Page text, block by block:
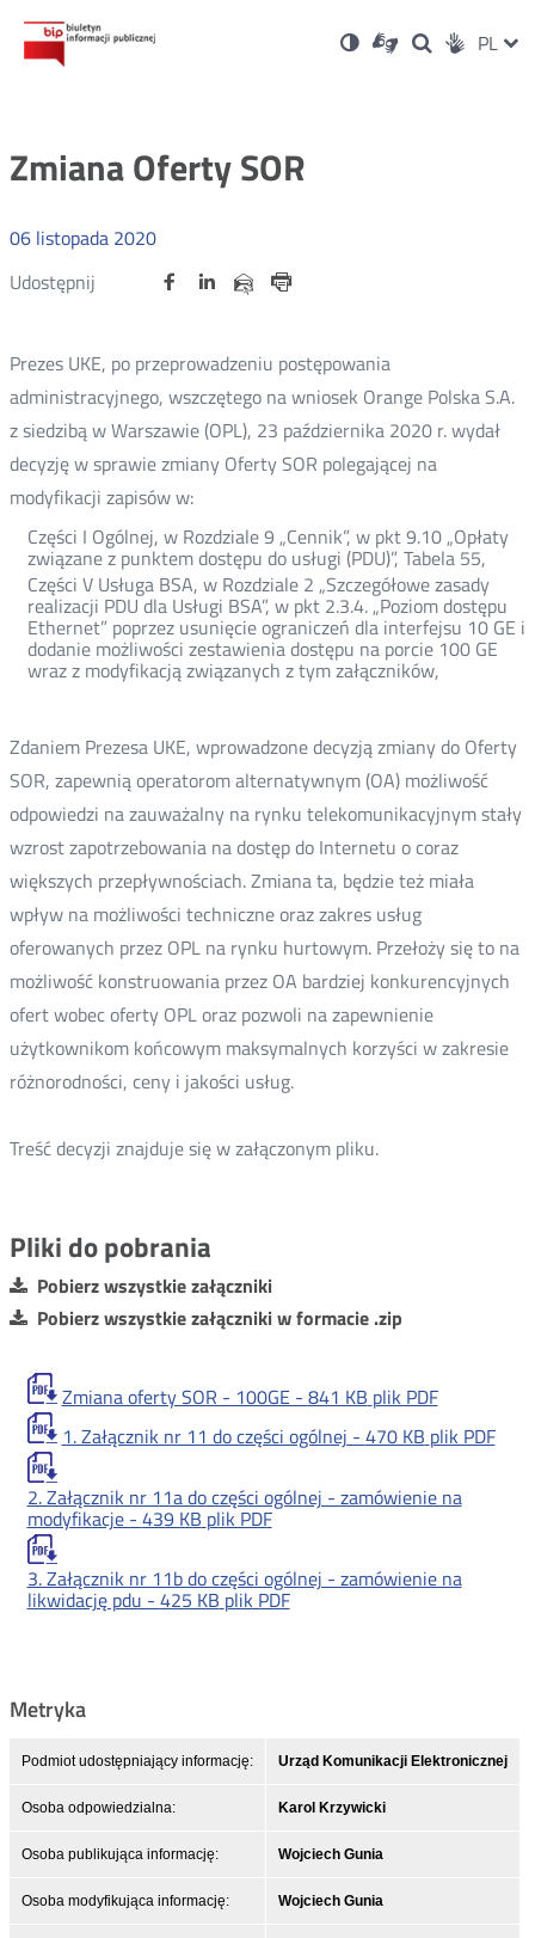
Ustawienia
Wersja
kontrastowa
Dla
niesłyszących
OtwórzOtwórz
w
Otwórz
w
Social PL
Zmiana Oferty SOR
06 listopada 2020
Udostępnij
Udostępnij
Otwórz Udostępnij
na
OtwórzUdostępnij
na
OtwórzUdostępnij
przez
Prezes UKE, po przeprowadzeniu postępowania
administracyjnego, wszczętego na wniosek Orange Polska S.A.
z siedzibą w Warszawie (OPL), 23 października 2020 r. wydał
decyzję w sprawie zmiany Oferty SOR polegającej na
modyfikacji zapisów w:
Części I Ogólnej, w Rozdziale 9 „Cennik”, w pkt 9.10 „Opłaty
związane z punktem dostępu do usługi (PDU)”, Tabela 55,
Części V Usługa BSA, w Rozdziale 2 „Szczegółowe zasady
realizacji PDU dla Usługi BSA”, w pkt 2.3.4. „Poziom dostępu
Ethernet” poprzez usunięcie ograniczeń dla interfejsu 10 GE i
dodanie możliwości zestawienia dostępu na porcie 100 GE
wraz z modyfikacją związanych z tym załączników,
Zdaniem Prezesa UKE, wprowadzone decyzją zmiany do Oferty
SOR, zapewnią operatorom alternatywnym (OA) możliwość
odpowiedzi na zauważalny na rynku telekomunikacyjnym stały
wzrost zapotrzebowania na dostęp do Internetu o coraz
większych przepływnościach. Zmiana ta, będzie też miała
wpływ na możliwości techniczne oraz zakres usług
oferowanych przez OPL na rynku hurtowym. Przełoży się to na
możliwość konstruowania przez OA bardziej konkurencyjnych
ofert wobec oferty OPL oraz pozwoli na zapewnienie
użytkownikom końcowym maksymalnych korzyści w zakresie
różnorodności, ceny i jakości usług.
Treść decyzji znajduje się w załączonym pliku.
Pliki do pobrania
Pobierz wszystkie załączniki
Pobierz wszystkie załączniki w formacie .zip
Zmiana oferty SOR - 100GE - 841 KB plik PDF
1. Załącznik nr 11 do części ogólnej - 470 KB plik PDF
2. Załącznik nr 11a do części ogólnej - zamówienie na
modyfikacje - 439 KB plik PDF
3. Załącznik nr 11b do części ogólnej - zamówienie na
likwidację pdu - 425 KB plik PDF
Metryka
Podmiot udostępniający informację: Urząd Komunikacji Elektronicznej
Osoba odpowiedzialna: Karol Krzywicki
Osoba publikująca informację: Wojciech Gunia
Osoba modyfikująca informację: Wojciech Gunia